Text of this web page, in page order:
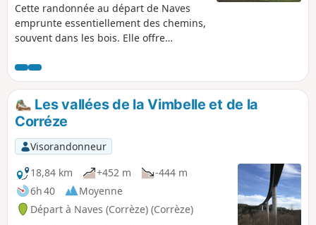
Cette randonnée au départ de Naves
emprunte essentiellement des chemins,
souvent dans les bois. Elle offre
des Monédières et passe à côté du
Manoir de Leyrat et du Château de
Bach.Les vallées de la Vimbelle et de la
Corréze
Visorandonneur
18,84 km
+452 m
-444 m
6h 40
Moyenne
Départ à Naves (Corrèze) (Corrèze)